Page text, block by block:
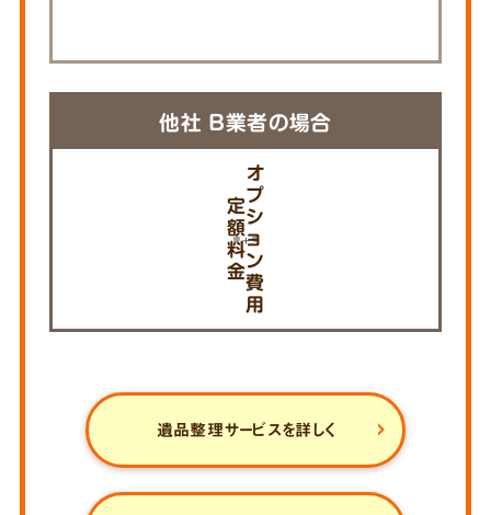
他社 B業者の場合
定
額
料
金
オ
プ
シ
ョ
ン
費
用
遺品整理サービスを詳しく